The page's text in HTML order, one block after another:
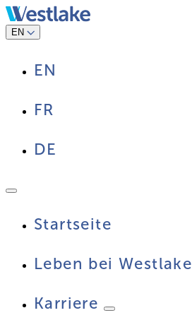
Zum
Inhalt
springen
EN
EN
FR
DE
Startseite
Leben bei Westlake
Karriere